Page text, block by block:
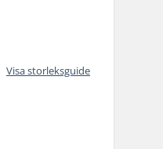
Visa storleksguide